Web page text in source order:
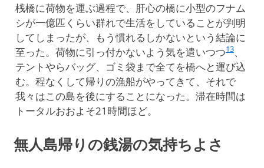
桟橋に荷物を運ぶ過程で、肝心の橋に小型のフナム
シが一億匹くらい群れで生活をしていることが判明
してしまったが、もう慣れるしかないという結論に
至った。荷物に引っ付かないよう気を遣いつつ13、
テントやらバッグ、ゴミ袋まで全てを橋へと運び込
む。程なくして帰りの漁船がやってきて、それで
我々はこの島を後にすることになった。滞在時間は
トータルおおよそ21時間ほど。
無人島帰りの銭湯の気持ちよさ